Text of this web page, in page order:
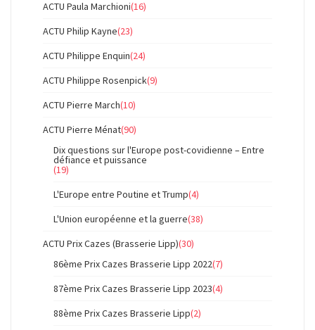
ACTU Paula Marchioni(16)
ACTU Philip Kayne(23)
ACTU Philippe Enquin(24)
ACTU Philippe Rosenpick(9)
ACTU Pierre March(10)
ACTU Pierre Ménat(90)
Dix questions sur l'Europe post-covidienne – Entre
défiance et puissance
(19)
L'Europe entre Poutine et Trump(4)
L'Union européenne et la guerre(38)
ACTU Prix Cazes (Brasserie Lipp)(30)
86ème Prix Cazes Brasserie Lipp 2022(7)
87ème Prix Cazes Brasserie Lipp 2023(4)
88ème Prix Cazes Brasserie Lipp(2)